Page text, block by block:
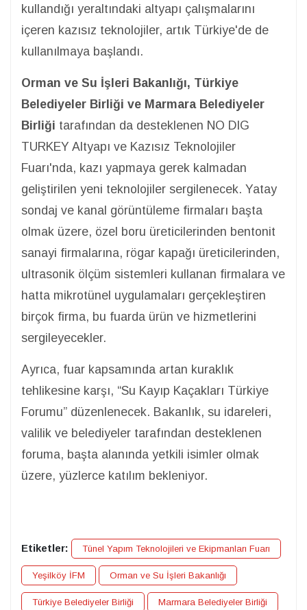
kullandığı yeraltındaki altyapı çalışmalarını
içeren kazısız teknolojiler, artık Türkiye'de de
kullanılmaya başlandı.
Orman ve Su İşleri Bakanlığı, Türkiye
Belediyeler Birliği ve Marmara Belediyeler
Birliği tarafından da desteklenen NO DIG
TURKEY Altyapı ve Kazısız Teknolojiler
Fuarı'nda, kazı yapmaya gerek kalmadan
geliştirilen yeni teknolojiler sergilenecek. Yatay
sondaj ve kanal görüntüleme firmaları başta
olmak üzere, özel boru üreticilerinden bentonit
sanayi firmalarına, rögar kapağı üreticilerinden,
ultrasonik ölçüm sistemleri kullanan firmalara ve
hatta mikrotünel uygulamaları gerçekleştiren
birçok firma, bu fuarda ürün ve hizmetlerini
sergileyecekler.
Ayrıca, fuar kapsamında artan kuraklık
tehlikesine karşı, “Su Kayıp Kaçakları Türkiye
Forumu” düzenlenecek. Bakanlık, su idareleri,
valilik ve belediyeler tarafından desteklenen
foruma, başta alanında yetkili isimler olmak
üzere, yüzlerce katılım bekleniyor.
Etiketler: Tünel Yapım Teknolojileri ve Ekipmanları Fuarı
Yeşilköy İFM Orman ve Su İşleri Bakanlığı
Türkiye Belediyeler Birliği Marmara Belediyeler Birliği